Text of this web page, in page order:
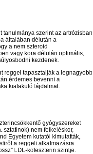
tanulmánya szerint az artrózisban
általában délután a
a nem szteroid
vagy kora délután optimális,
kezdenek.
reggel tapasztalják a legnagyobb
érdemes bevenni a
kialakuló fájdalmat.
gyógyszereket
sztatinok) nem felkeléskor,
Egyetem kutatói kimutatták,
a reggeli alkalmazásra
LDL-koleszterin szintje.